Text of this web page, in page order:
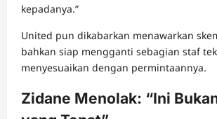
kepadanya.”
United pun dikabarkan menawarkan
bahkan siap mengganti sebagian staf
menyesuaikan dengan permintaannya.
Zidane Menolak: “Ini